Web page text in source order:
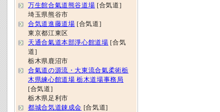
万生館合氣道熊谷道場 [合気道]
埼玉県熊谷市
合気道進藤道場 [合気道]
東京都江東区
天通合氣道本部淨心館道場 [合気
道]
栃木県鹿沼市
合氣道の源流・大東流合氣柔術栃
木県練心館道場 栃木道場事務局
[合気道]
栃木県足利市
都城合気道錬成会 [合気道]